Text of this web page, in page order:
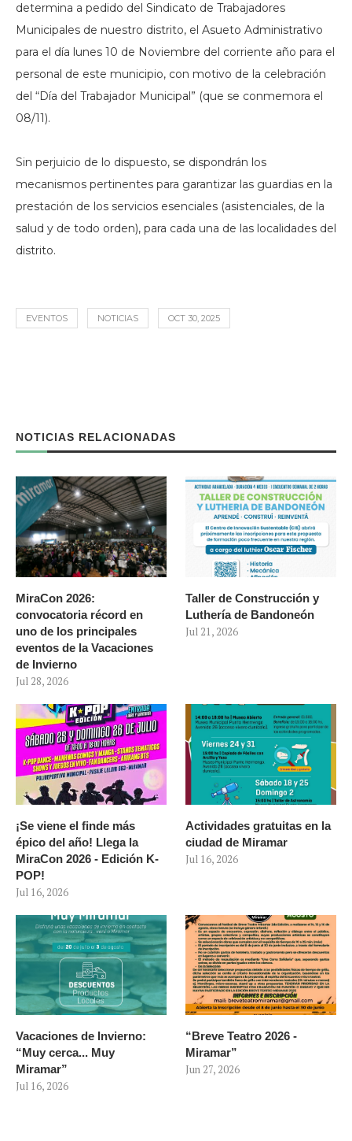
determina a pedido del Sindicato de Trabajadores
Municipales de nuestro distrito, el Asueto Administrativo
para el día lunes 10 de Noviembre del corriente año para el
personal de este municipio, con motivo de la celebración
del “Día del Trabajador Municipal” (que se conmemora el
08/11).
Sin perjuicio de lo dispuesto, se dispondrán los
mecanismos pertinentes para garantizar las guardias en la
prestación de los servicios esenciales (asistenciales, de la
salud y de todo orden), para cada una de las localidades del
distrito.
EVENTOS NOTICIAS OCT 30, 2025
NOTICIAS RELACIONADAS
MiraCon 2026:
convocatoria récord en
uno de los principales
eventos de la Vacaciones
de Invierno
Jul 28, 2026
Taller de Construcción y
Luthería de Bandoneón
Jul 21, 2026
¡Se viene el finde más
épico del año! Llega la
MiraCon 2026 - Edición K-
POP!
Jul 16, 2026
Actividades gratuitas en la
ciudad de Miramar
Jul 16, 2026
Vacaciones de Invierno:
“Muy cerca... Muy
Miramar”
Jul 16, 2026
“Breve Teatro 2026 -
Miramar”
Jun 27, 2026